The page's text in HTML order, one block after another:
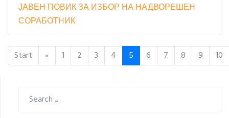
ЈАВЕН ПОВИК ЗА ИЗБОР НА НАДВОРЕШЕН
СОРАБОТНИК
Start « 1 2 3 4 5 6 7 8 9 10